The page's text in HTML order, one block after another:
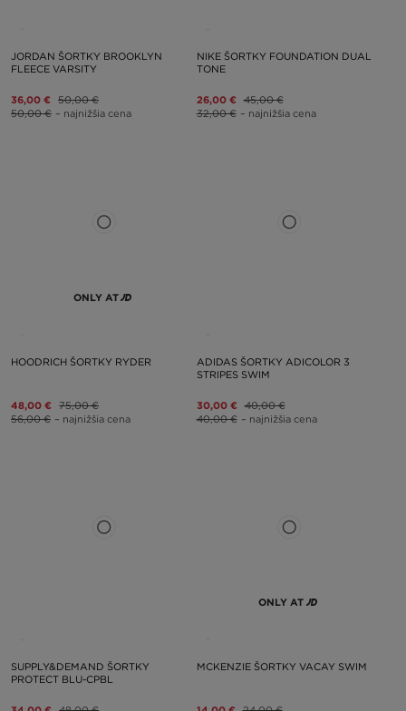
JORDAN ŠORTKY BROOKLYN
FLEECE VARSITY
36,00 € 50,00 €
50,00 € – najnižšia cena
NIKE ŠORTKY FOUNDATION DUAL
TONE
26,00 € 45,00 €
32,00 € – najnižšia cena
ONLY AT
HOODRICH ŠORTKY RYDER
48,00 € 75,00 €
56,00 € – najnižšia cena
ADIDAS ŠORTKY ADICOLOR 3
STRIPES SWIM
30,00 € 40,00 €
40,00 € – najnižšia cena
SUPPLY&DEMAND ŠORTKY
PROTECT BLU-CPBL
ONLY AT
MCKENZIE ŠORTKY VACAY SWIM